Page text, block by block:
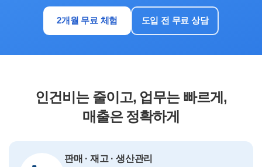
2개월 무료 체험 도입 전 무료 상담
인건비는 줄이고, 업무는 빠르게,
매출은 정확하게
판매 · 재고 · 생산관리